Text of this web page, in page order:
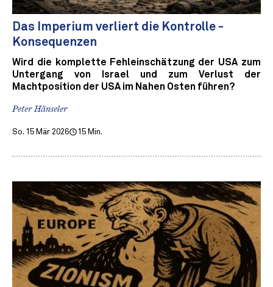
Das Imperium verliert die Kontrolle -
Konsequenzen
Wird die komplette Fehleinschätzung der USA zum
Untergang von Israel und zum Verlust der
Machtposition der USA im Nahen Osten führen?
Peter Hänseler
So. 15 Mär 2026 15 Min.